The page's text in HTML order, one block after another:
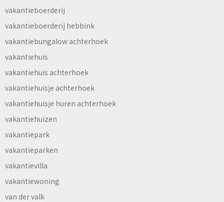
vakantieboerderij
vakantieboerderij hebbink
vakantiebungalow achterhoek
vakantiehuis
vakantiehuis achterhoek
vakantiehuisje achterhoek
vakantiehuisje huren achterhoek
vakantiehuizen
vakantiepark
vakantieparken
vakantievilla
vakantiewoning
van der valk